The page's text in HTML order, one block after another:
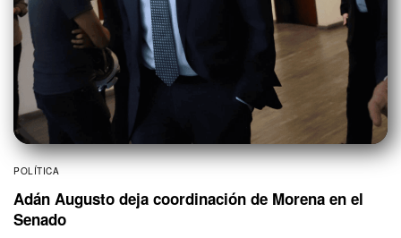
POLÍTICA
Adán Augusto deja coordinación de Morena en el
Senado